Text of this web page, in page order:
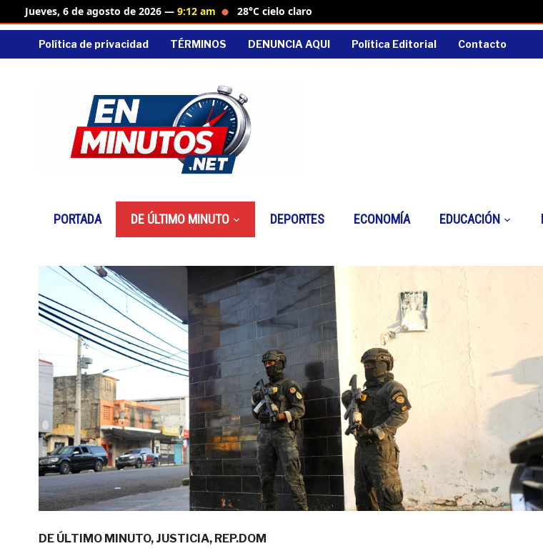
Jueves, 6 de agosto de 2026 — 9:12 am 28°C cielo claro
Política de privacidad TÉRMINOS DENUNCIA AQUI Política Editorial Contacto
PORTADA DE ÚLTIMO MINUTO DEPORTES ECONOMÍA EDUCACIÓN
DE ÚLTIMO MINUTO, JUSTICIA, REP.DOM